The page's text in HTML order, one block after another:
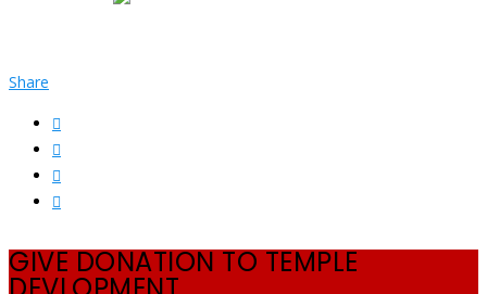
Share
GIVE DONATION TO TEMPLE